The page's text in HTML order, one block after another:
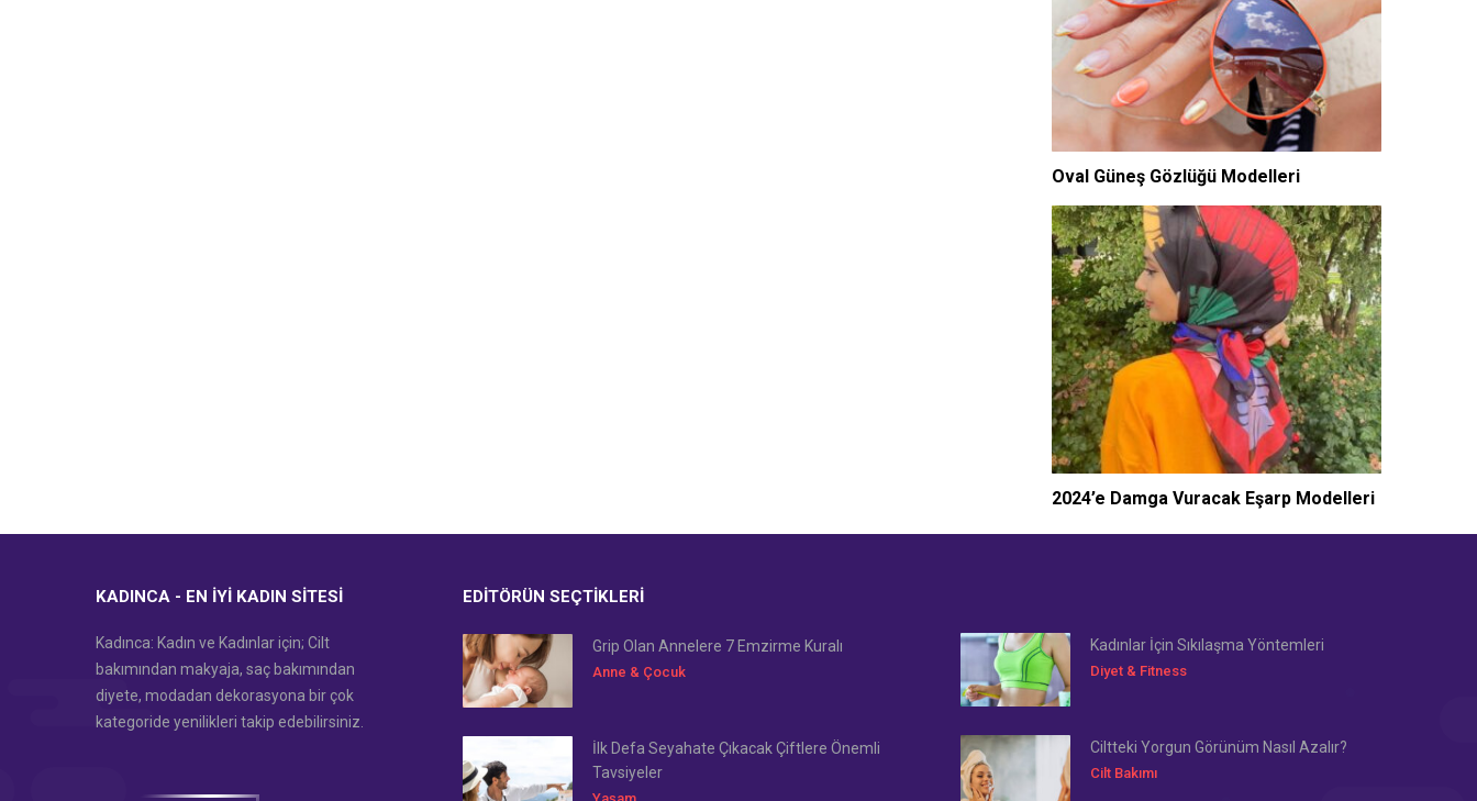
Oval Güneş Gözlüğü Modelleri
2024’e Damga Vuracak Eşarp Modelleri
KADINCA - EN İYI KADIN SITESI
Kadınca: Kadın ve Kadınlar için; Cilt
bakımından makyaja, saç bakımından
diyete, modadan dekorasyona bir çok
kategoride yenilikleri takip edebilirsiniz.
EDITÖRÜN SEÇTIKLERI
Grip Olan Annelere 7 Emzirme Kuralı
Anne & Çocuk
Kadınlar İçin Sıkılaşma Yöntemleri
Diyet & Fitness
İlk Defa Seyahate Çıkacak Çiftlere Önemli
Tavsiyeler
Yaşam
Ciltteki Yorgun Görünüm Nasıl Azalır?
Cilt Bakımı